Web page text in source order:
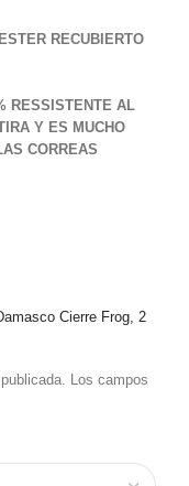
RECUBIERTO
RESSISTENTE AL
Y ES MUCHO
CORREAS
Cierre Frog, 2
Los campos